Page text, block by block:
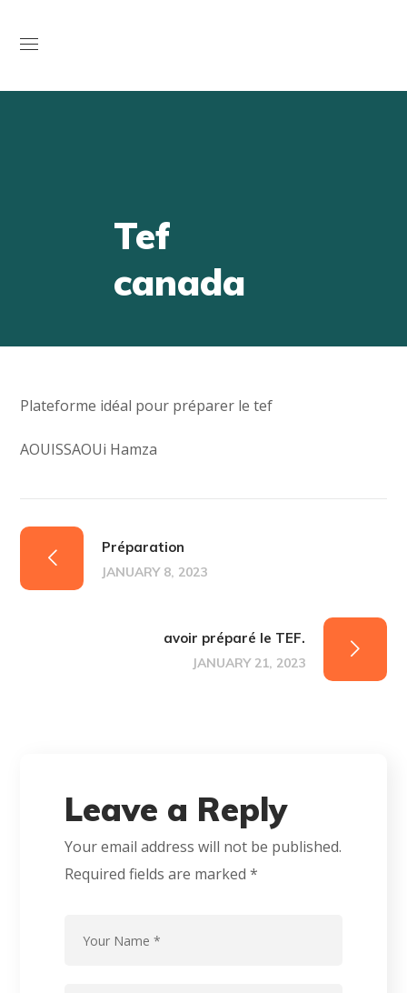
Tef
canada
Plateforme idéal pour préparer le tef
AOUISSAOUi Hamza
Préparation
JANUARY 8, 2023
avoir préparé le TEF.
JANUARY 21, 2023
Leave a Reply
Your email address will not be published.
Required fields are marked*